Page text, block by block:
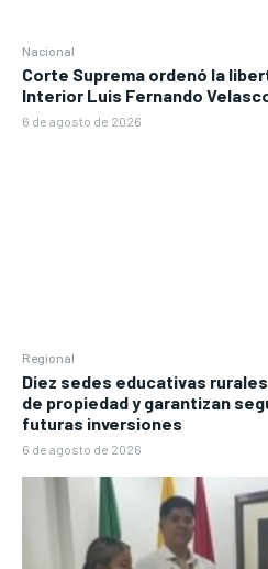
Nacional
Corte Suprema ordenó la
Interior Luis Fernando
6 de agosto de 2026
Regional
Diez sedes educativas
de propiedad y garantizan
futuras inversiones
6 de agosto de 2026